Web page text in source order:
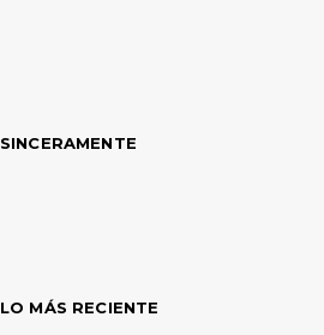
SINCERAMENTE
LO MÁS RECIENTE